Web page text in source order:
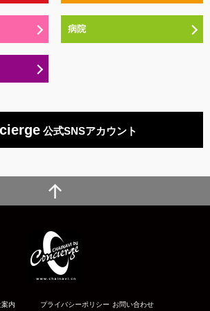
病院
公式SNSアカウント
内 プライバシーポリシー お問い合わせ